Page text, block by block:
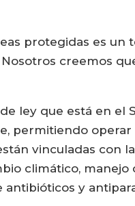
protegidas es
creemos
ley que está en el
permitiendo operar
vinculadas con
climático, manejo
antibióticos y